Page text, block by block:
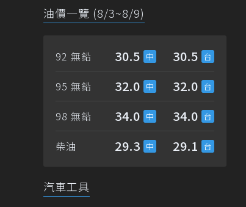
油價一覽 (8/3~8/9)
92 無鉛 30.5 30.5
95 無鉛 32.0 32.0
98 無鉛 34.0 34.0
柴油 29.3 29.1
汽車工具